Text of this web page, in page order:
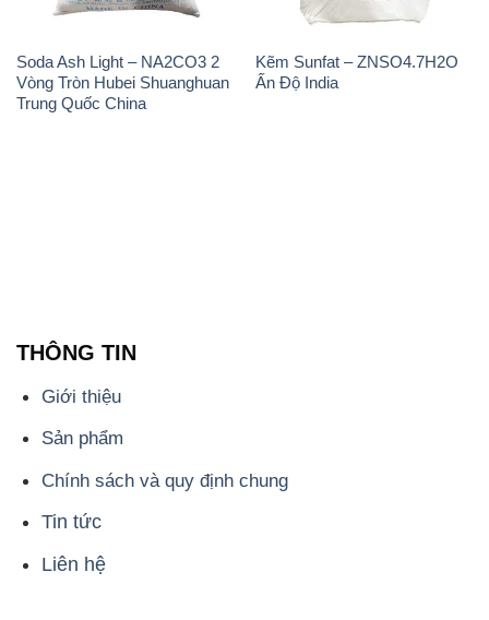
Soda Ash Light – NA2CO3 2
Vòng Tròn Hubei Shuanghuan
Trung Quốc China
Kẽm Sunfat – ZNSO4.7H2O
Ấn Độ India
THÔNG TIN
Giới thiệu
Sản phẩm
Chính sách và quy định chung
Tin tức
Liên hệ